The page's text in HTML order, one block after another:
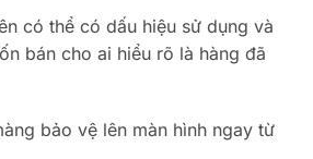
có thể có dấu hiệu sử dụng và
bán cho ai hiểu rõ là hàng đã
bảo vệ lên màn hình ngay từ